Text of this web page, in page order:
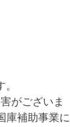
がございま
庫補助事業に